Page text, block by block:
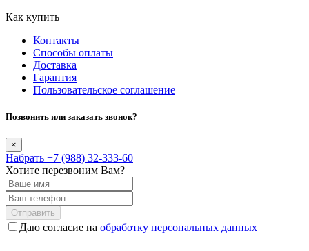
Как купить
Контакты
Способы оплаты
Доставка
Гарантия
Пользовательское соглашение
Позвонить или заказать звонок?
×
Набрать +7 (988) 32-333-60
Хотите перезвоним Вам?
Отправить
Даю согласие на обработку персональных данных